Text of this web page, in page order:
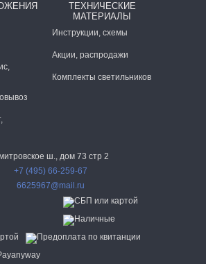
ТЕХНИЧЕСКИЕ
МАТЕРИАЛЫ
Инструкции, схемы
Акции, распродажи
Комплекты светильников
ш., дом 73 стр 2
+7 (495) 66-259-67
6625967@mail.ru